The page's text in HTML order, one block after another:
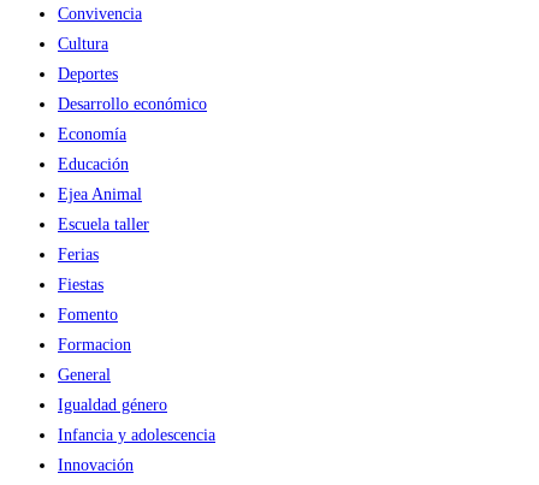
Convivencia
Cultura
Deportes
Desarrollo económico
Economía
Educación
Ejea Animal
Escuela taller
Ferias
Fiestas
Fomento
Formacion
General
Igualdad género
Infancia y adolescencia
Innovación